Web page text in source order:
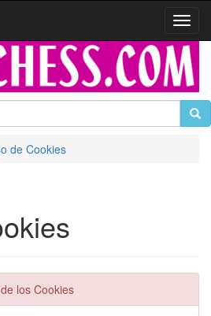
de Cookies
los Cookies